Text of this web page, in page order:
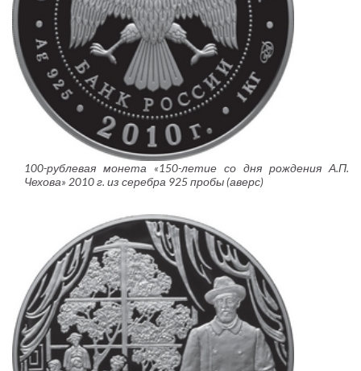
100-рублевая монета «150-летие со дня рождения А.П.
Чехова» 2010 г. из серебра 925 пробы (аверс)